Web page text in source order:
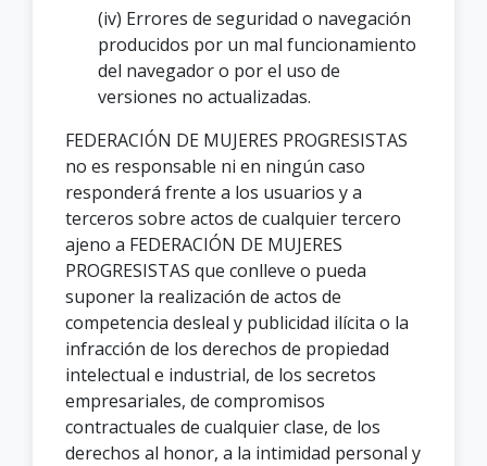
(iv) Errores de seguridad o navegación
producidos por un mal funcionamiento
del navegador o por el uso de
versiones no actualizadas.
FEDERACIÓN DE MUJERES PROGRESISTAS
no es responsable ni en ningún caso
responderá frente a los usuarios y a
terceros sobre actos de cualquier tercero
ajeno a FEDERACIÓN DE MUJERES
PROGRESISTAS que conlleve o pueda
suponer la realización de actos de
competencia desleal y publicidad ilícita o la
infracción de los derechos de propiedad
intelectual e industrial, de los secretos
empresariales, de compromisos
contractuales de cualquier clase, de los
derechos al honor, a la intimidad personal y